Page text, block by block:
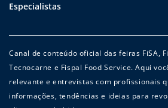
Especialistas
Canal de conteúdo oficial das feiras FiSA,
Tecnocarne e Fispal Food Service. Aqui
relevante e entrevistas com profissionais
informações, tendências e ideias para